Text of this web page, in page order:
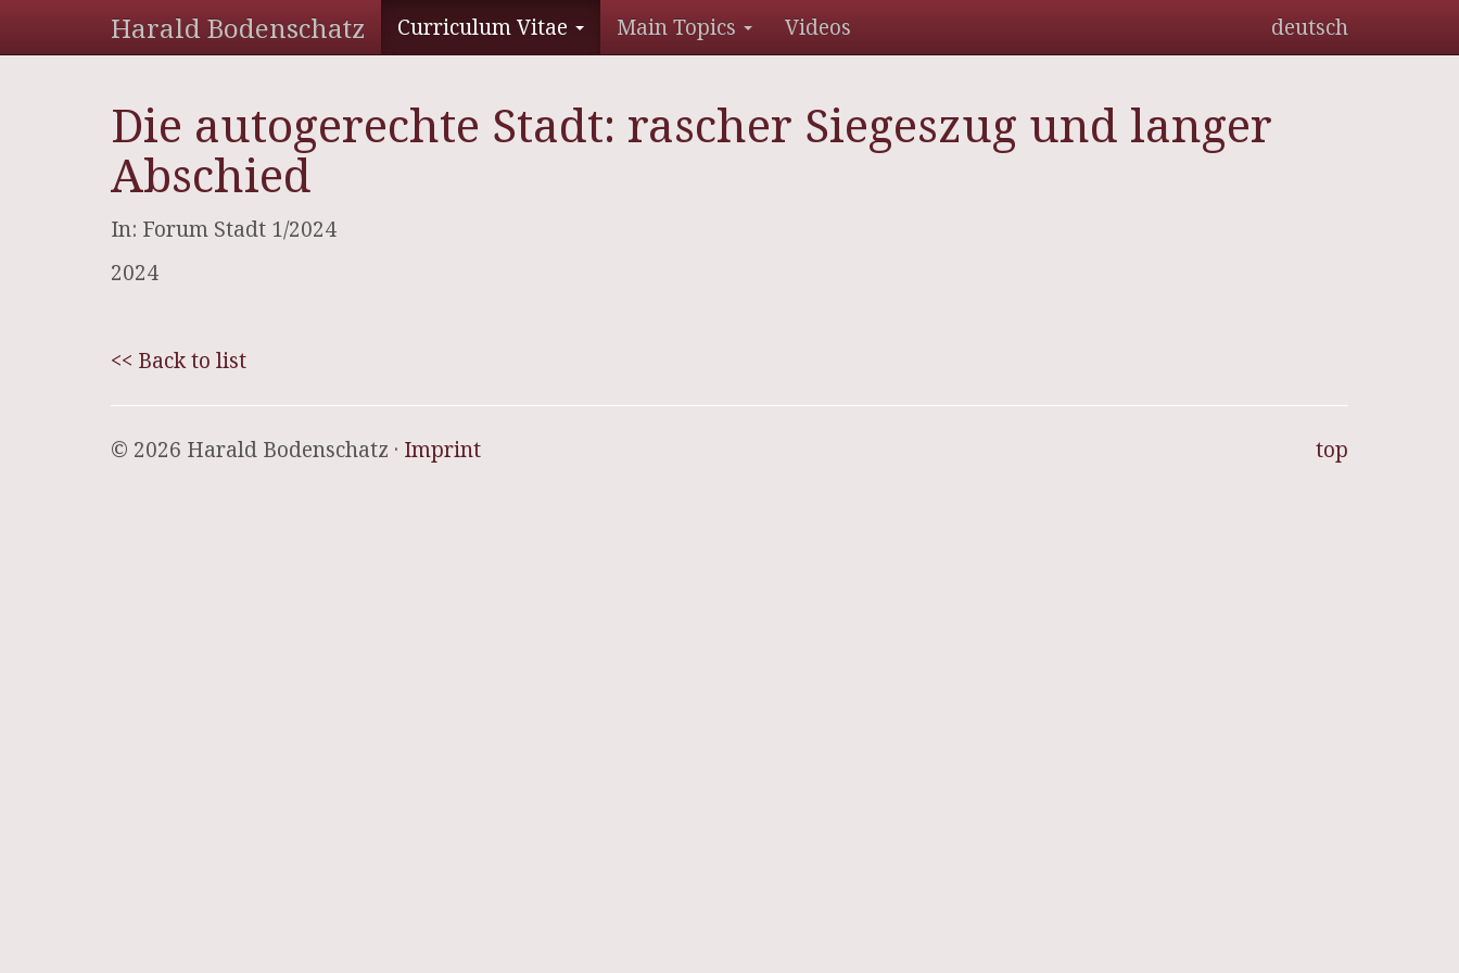
Harald Bodenschatz Curriculum Vitae Main Topics Videos deutsch
Die autogerechte Stadt: rascher Siegeszug und langer
Abschied
In: Forum Stadt 1/2024
2024
<< Back to list
top
© 2026 Harald Bodenschatz · Imprint